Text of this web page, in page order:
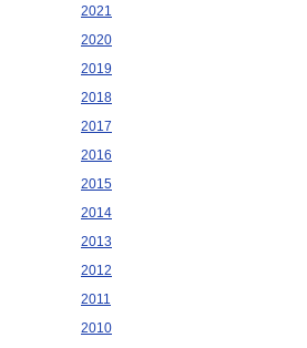
2021
2020
2019
2018
2017
2016
2015
2014
2013
2012
2011
2010